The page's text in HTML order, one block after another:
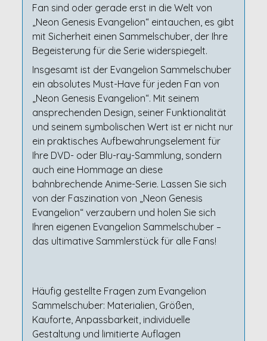
Fan sind oder gerade erst in die Welt von
„Neon Genesis Evangelion“ eintauchen, es gibt
mit Sicherheit einen Sammelschuber, der Ihre
Begeisterung für die Serie widerspiegelt.
Insgesamt ist der Evangelion Sammelschuber
ein absolutes Must-Have für jeden Fan von
„Neon Genesis Evangelion“. Mit seinem
ansprechenden Design, seiner Funktionalität
und seinem symbolischen Wert ist er nicht nur
ein praktisches Aufbewahrungselement für
Ihre DVD- oder Blu-ray-Sammlung, sondern
auch eine Hommage an diese
bahnbrechende Anime-Serie. Lassen Sie sich
von der Faszination von „Neon Genesis
Evangelion“ verzaubern und holen Sie sich
Ihren eigenen Evangelion Sammelschuber –
das ultimative Sammlerstück für alle Fans!
Häufig gestellte Fragen zum Evangelion
Sammelschuber: Materialien, Größen,
Kauforte, Anpassbarkeit, individuelle
Gestaltung und limitierte Auflagen